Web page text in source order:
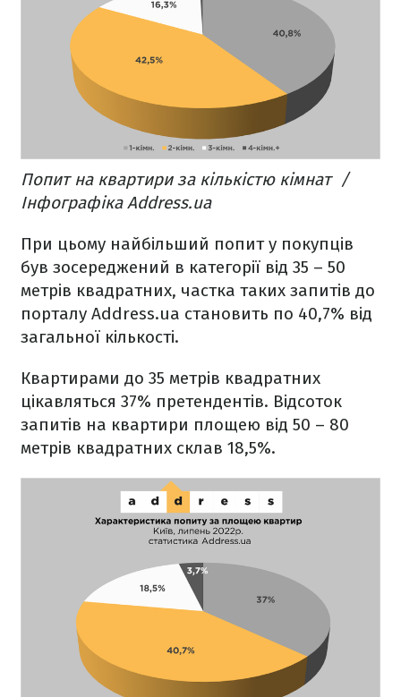
Попит на квартири за кількістю кімнат /
Інфографіка Address.ua
При цьому найбільший попит у покупців
був зосереджений в категорії від 35 – 50
метрів квадратних, частка таких запитів до
порталу Address.ua становить по 40,7% від
загальної кількості.
Квартирами до 35 метрів квадратних
цікавляться 37% претендентів. Відсоток
запитів на квартири площею від 50 – 80
метрів квадратних склав 18,5%.